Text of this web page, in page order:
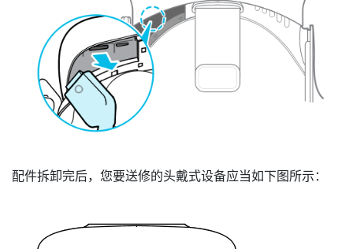
配件拆卸完后，您要送修的头戴式设备应当如下图所示：